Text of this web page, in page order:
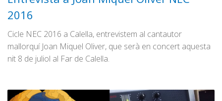
2016
Cicle NEC 2016 a Calella, entrevistem al cantautor
mallorquí Joan Miquel Oliver, que serà en concert aquesta
nit 8 de juliol al Far de Calella.